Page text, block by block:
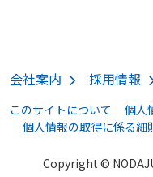
会社案内 採用情報
このサイトについて
個人
個人情報の取得に係る細
Copyright ©